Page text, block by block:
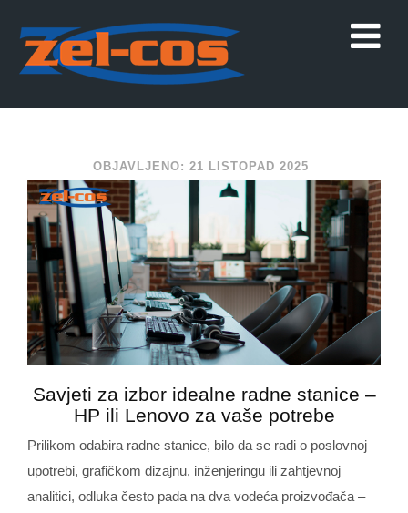
OBJAVLJENO: 21 LISTOPAD 2025
Savjeti za izbor idealne radne stanice –
HP ili Lenovo za vaše potrebe
Prilikom odabira radne stanice, bilo da se radi o poslovnoj
upotrebi, grafičkom dizajnu, inženjeringu ili zahtjevnoj
analitici, odluka često pada na dva vodeća proizvođača –